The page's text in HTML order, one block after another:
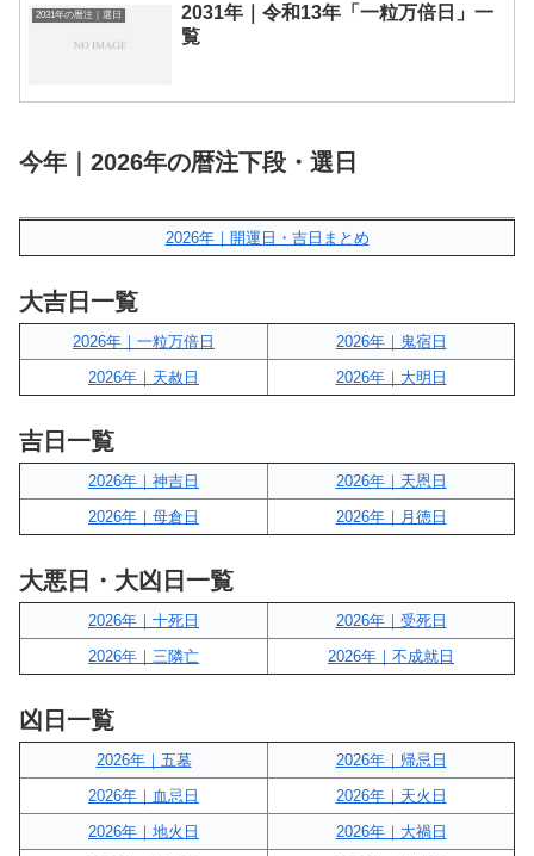
2031年の暦注｜選日
2031年｜令和13年「一粒万倍日」一
覧
今年｜2026年の暦注下段・選日
2026年｜開運日・吉日まとめ
大吉日一覧
2026年｜一粒万倍日
2026年｜鬼宿日
2026年｜天赦日
2026年｜大明日
吉日一覧
2026年｜神吉日
2026年｜天恩日
2026年｜母倉日
2026年｜月徳日
大悪日・大凶日一覧
2026年｜十死日
2026年｜受死日
2026年｜三隣亡
2026年｜不成就日
凶日一覧
2026年｜五墓
2026年｜帰忌日
2026年｜血忌日
2026年｜天火日
2026年｜地火日
2026年｜大禍日